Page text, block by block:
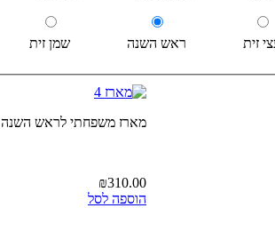
זית ראש השנה שמן זית
מארז משפחתי לראש השנה
₪310.00
הוספה לסל